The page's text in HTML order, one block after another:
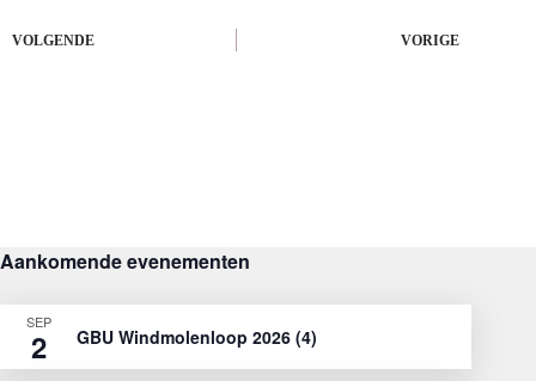
VORIGE
VOLGENDE
Aankomende evenementen
SEP
2 GBU Windmolenloop 2026 (4)